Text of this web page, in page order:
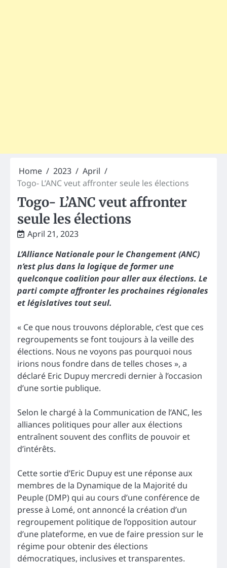
Home 2023
April
Togo- L’ANC veut affronter seule les élections
Togo- L’ANC veut affronter
seule les élections
April 21, 2023
L’Alliance Nationale pour le Changement (ANC)
n’est plus dans la logique de former une
quelconque coalition pour aller aux élections. Le
parti compte affronter les prochaines régionales
et législatives tout seul.
« Ce que nous trouvons déplorable, c’est que ces
regroupements se font toujours à la veille des
élections. Nous ne voyons pas pourquoi nous
irions nous fondre dans de telles choses », a
déclaré Eric Dupuy mercredi dernier à l’occasion
d’une sortie publique.
Selon le chargé à la Communication de l’ANC, les
alliances politiques pour aller aux élections
entraînent souvent des conflits de pouvoir et
d’intérêts.
Cette sortie d’Eric Dupuy est une réponse aux
membres de la Dynamique de la Majorité du
Peuple (DMP) qui au cours d’une conférence de
presse à Lomé, ont annoncé la création d’un
regroupement politique de l’opposition autour
d’une plateforme, en vue de faire pression sur le
régime pour obtenir des élections
démocratiques, inclusives et transparentes.